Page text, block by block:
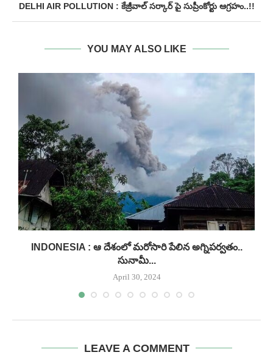
DELHI AIR POLLUTION : కేజ్రీవాల్ సర్కార్ పై సుప్రీంకోర్టు ఆగ్రహం..!!
YOU MAY ALSO LIKE
INDONESIA : ఆ దేశంలో మరోసారి పేలిన అగ్నిపర్వతం..
సునామీ...
April 30, 2024
LEAVE A COMMENT